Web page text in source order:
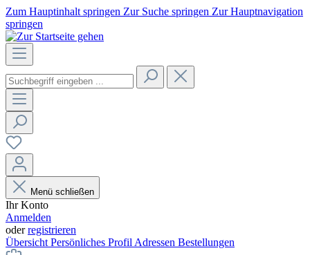
Zum Hauptinhalt springen Zur Suche springen Zur Hauptnavigation
springen
Menü schließen
Ihr Konto
Anmelden
oderregistrieren
Übersicht Persönliches Profil Adressen Bestellungen